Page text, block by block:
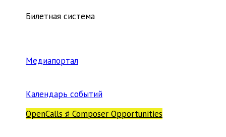
Билетная система
Медиапортал
Календарь событий
OpenCalls ♯ Composer Opportunities